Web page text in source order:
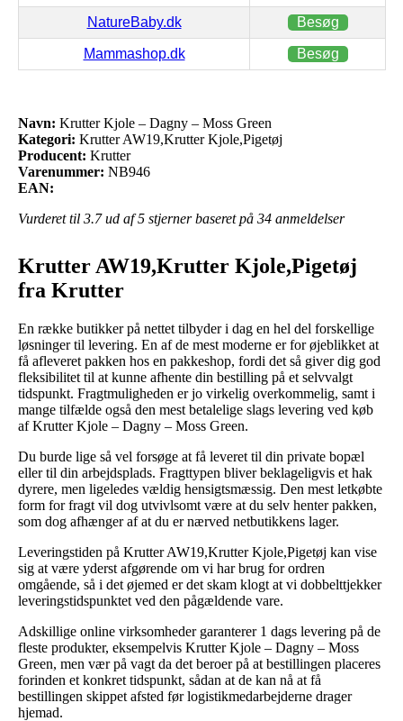
NatureBaby.dk Besøg
Mammashop.dk Besøg
Navn: Krutter Kjole – Dagny – Moss Green
Kategori: Krutter AW19,Krutter Kjole,Pigetøj
Producent: Krutter
Varenummer: NB946
EAN:
Vurderet til 3.7ud af 5 stjerner baseret på 34 anmeldelser
Krutter AW19,Krutter Kjole,Pigetøj
fra Krutter
En række butikker på nettet tilbyder i dag en hel del forskellige
løsninger til levering. En af de mest moderne er for øjeblikket at
få afleveret pakken hos en pakkeshop, fordi det så giver dig god
fleksibilitet til at kunne afhente din bestilling på et selvvalgt
tidspunkt. Fragtmuligheden er jo virkelig overkommelig, samt i
mange tilfælde også den mest betalelige slags levering ved køb
af Krutter Kjole – Dagny – Moss Green.
Du burde lige så vel forsøge at få leveret til din private bopæl
eller til din arbejdsplads. Fragttypen bliver beklageligvis et hak
dyrere, men ligeledes vældig hensigtsmæssig. Den mest letkøbte
form for fragt vil dog utvivlsomt være at du selv henter pakken,
som dog afhænger af at du er nærved netbutikkens lager.
Leveringstiden på Krutter AW19,Krutter Kjole,Pigetøj kan vise
sig at være yderst afgørende om vi har brug for ordren
omgående, så i det øjemed er det skam klogt at vi dobbelttjekker
leveringstidspunktet ved den pågældende vare.
Adskillige online virksomheder garanterer 1 dags levering på de
fleste produkter, eksempelvis Krutter Kjole – Dagny – Moss
Green, men vær på vagt da det beroer på at bestillingen placeres
forinden et konkret tidspunkt, sådan at de kan nå at få
bestillingen skippet afsted før logistikmedarbejderne drager
hjemad.